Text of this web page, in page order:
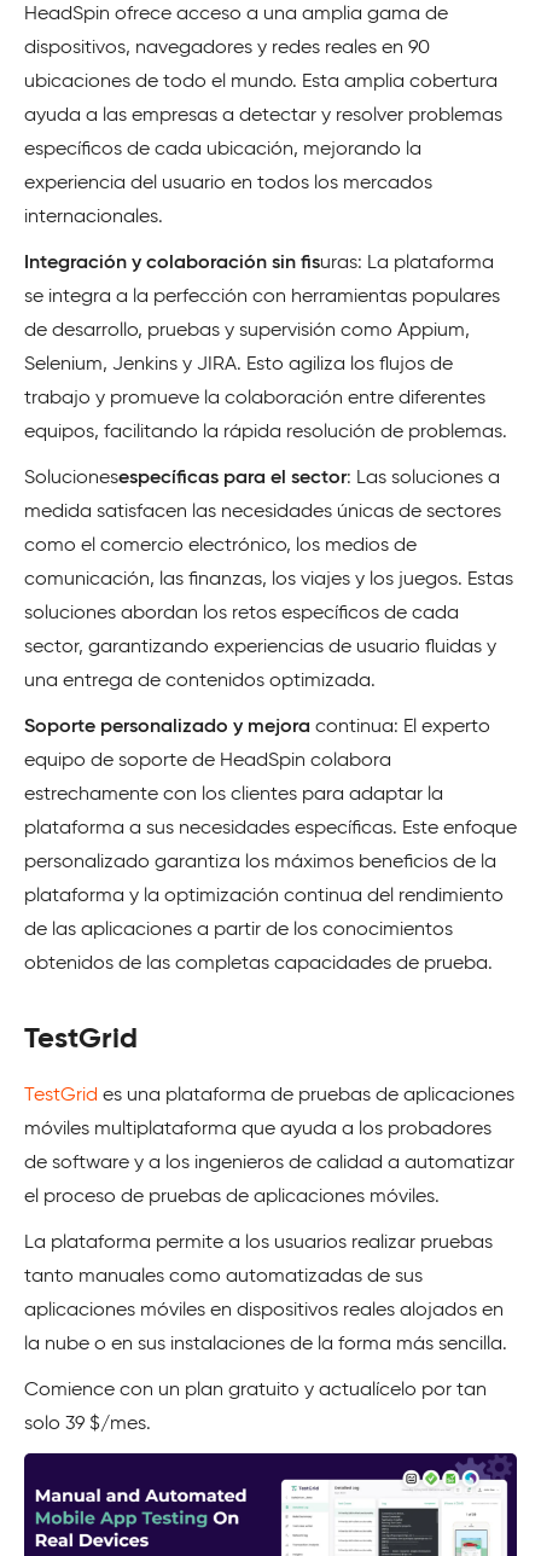
HeadSpin ofrece acceso a una amplia gama de
dispositivos, navegadores y redes reales en 90
ubicaciones de todo el mundo. Esta amplia cobertura
ayuda a las empresas a detectar y resolver problemas
específicos de cada ubicación, mejorando la
experiencia del usuario en todos los mercados
internacionales.
Integración y colaboración sin fisuras: La plataforma
se integra a la perfección con herramientas populares
de desarrollo, pruebas y supervisión como Appium,
Selenium, Jenkins y JIRA. Esto agiliza los flujos de
trabajo y promueve la colaboración entre diferentes
equipos, facilitando la rápida resolución de problemas.
Solucionesespecíficas para el sector: Las soluciones a
medida satisfacen las necesidades únicas de sectores
como el comercio electrónico, los medios de
comunicación, las finanzas, los viajes y los juegos. Estas
soluciones abordan los retos específicos de cada
sector, garantizando experiencias de usuario fluidas y
una entrega de contenidos optimizada.
Soporte personalizado y mejora continua: El experto
equipo de soporte de HeadSpin colabora
estrechamente con los clientes para adaptar la
plataforma a sus necesidades específicas. Este enfoque
personalizado garantiza los máximos beneficios de la
plataforma y la optimización continua del rendimiento
de las aplicaciones a partir de los conocimientos
obtenidos de las completas capacidades de prueba.
TestGrid
TestGrid es una plataforma de pruebas de aplicaciones
móviles multiplataforma que ayuda a los probadores
de software y a los ingenieros de calidad a automatizar
el proceso de pruebas de aplicaciones móviles.
La plataforma permite a los usuarios realizar pruebas
tanto manuales como automatizadas de sus
aplicaciones móviles en dispositivos reales alojados en
la nube o en sus instalaciones de la forma más sencilla.
Comience con un plan gratuito y actualícelo por tan
solo 39 $/mes.